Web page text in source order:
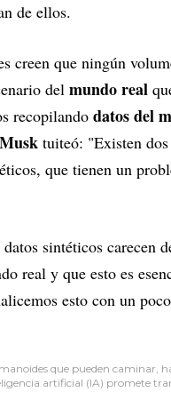
de ellos.
creen que ningún
del mundo real
recopilando datos del
tuiteó: "Existen dos
que tienen un
sintéticos carecen
real y que esto es
esto con un
que pueden caminar,
artificial (IA) promete